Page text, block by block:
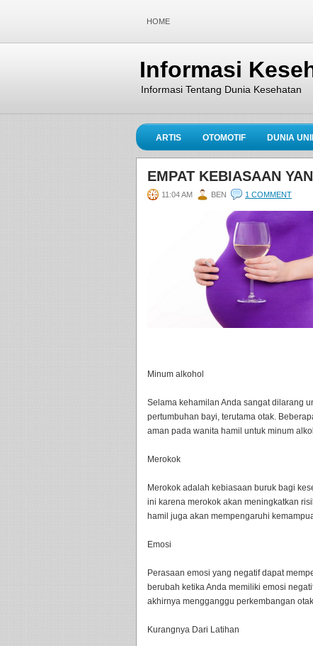
HOME
Informasi
Informasi Tentang Dunia Kesehatan
ARTIS OTOMOTIF DUNIA
EMPAT KEBIASAAN
11:04 AM BEN 1 COMMENT
Minum alkohol
Selama kehamilan Anda sangat dilarang
pertumbuhan bayi, terutama otak.
aman pada wanita hamil untuk minum
Merokok
Merokok adalah kebiasaan buruk bagi
ini karena merokok akan meningkatkan
hamil juga akan mempengaruhi
Emosi
Perasaan emosi yang negatif dapat
berubah ketika Anda memiliki emosi
akhirnya mengganggu perkembangan
Kurangnya Dari Latihan